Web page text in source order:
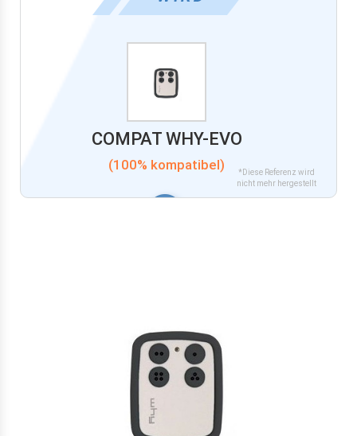
COMPAT WHY-EVO
(100% kompatibel)
*Diese Referenz wird
nicht mehr hergestellt